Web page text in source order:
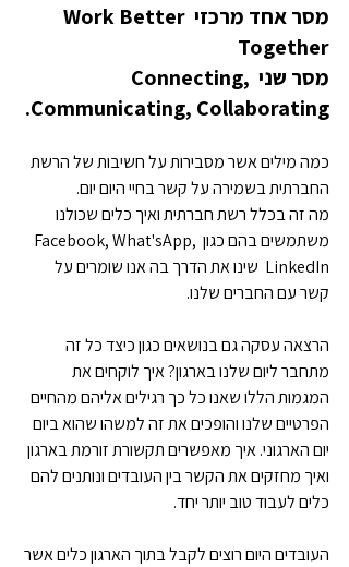
מסר אחד מרכזי Work Better
Together
מסר שני Connecting,
Communicating, Collaborating.
כמה מילים אשר מסבירות על חשיבות של הרשת
החברתית בשמירה על קשר בחיי היום יום.
מה זה בכלל רשת חברתית ואיך כלים שכולנו
משתמשים בהם כגון Facebook, What'sApp,
LinkedIn  שינו את הדרך בה אנו שומרים על
קשר עם החברים שלנו.
הרצאה עסקה גם בנושאים כגון כיצד כל זה
מתחבר ליום שלנו בארגון? איך לוקחים את
המגמות הללו שאנו כל כך רגילים אליהם מהחיים
הפרטיים שלנו והופכים את זה למשהו שהוא ביום
יום הארגוני. איך מאפשרים תקשורת זורמת בארגון
ואיך מחזקים את הקשר בין העובדים ונותנים להם
כלים לעבוד טוב יותר יחד.
העובדים היום רוצים לקבל בתוך הארגון כלים אשר